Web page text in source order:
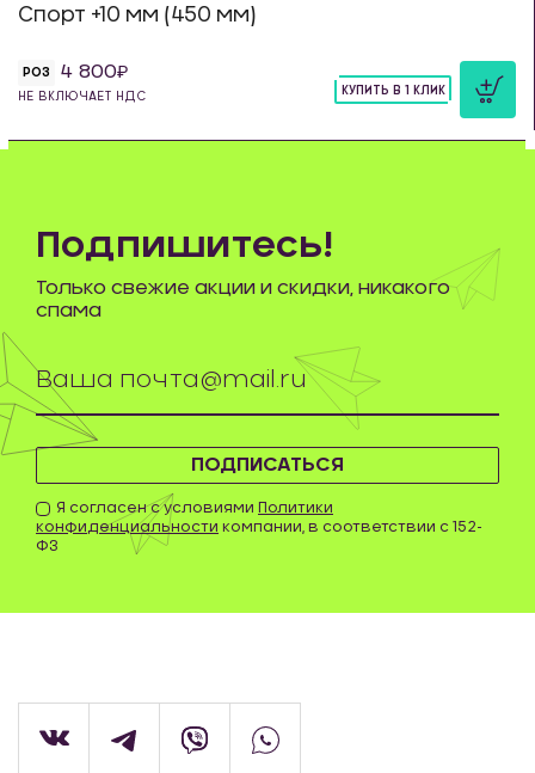
Спорт +10 мм (450 мм)
РОЗ 4 800
НЕ ВКЛЮЧАЕТ НДС
КУПИТЬ В 1 КЛИК
ПОДПИСАТЬСЯ
Я согласен с условиями Политики
конфиденциальности компании, в соответствии с 152-
ФЗ
Подпишитесь!
Только свежие акции и скидки, никакого
спама